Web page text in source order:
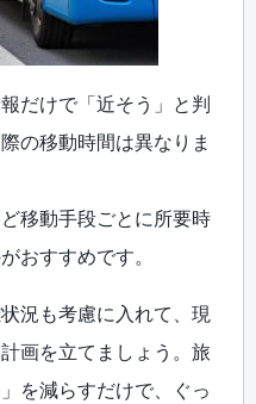
だけで「近そう」と判
の移動時間は異なりま
移動手段ごとに所要時
おすすめです。
況も考慮に入れて、現
画を立てましょう。旅
を減らすだけで、ぐっ